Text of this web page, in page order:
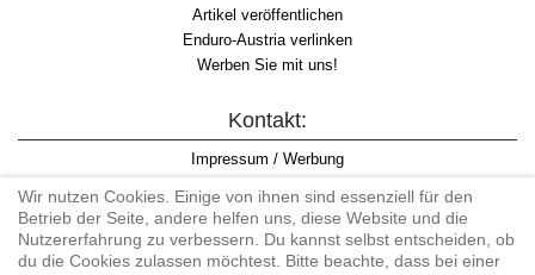
Artikel veröffentlichen
Enduro-Austria verlinken
Werben Sie mit uns!
Kontakt:
Impressum / Werbung
Informationspflicht WKO
AGB
Wir nutzen Cookies. Einige von ihnen sind essenziell für den
Betrieb der Seite, andere helfen uns, diese Website und die
Nutzererfahrung zu verbessern. Du kannst selbst entscheiden, ob
du die Cookies zulassen möchtest. Bitte beachte, dass bei einer